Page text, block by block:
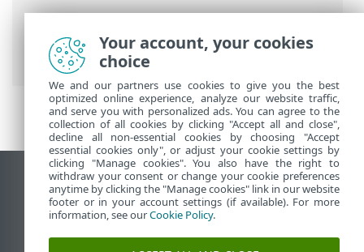
ESET-i veebispikker>ESET Endpoint
Antivirus
>Toote ESET Endpoint Antivirus
kasutamine> Arvuti kontroll
Vaata tavaarvutile mõeldud veebilehte
End of Life
ESET-i teabebaas
ESET-i foorum
Your account, your cookies
choice
We and our partners use cookies to give you the best
optimized online experience, analyze our website traffic,
and serve you with personalized ads. You can agree to the
collection of all cookies by clicking "Accept all and close",
decline all non-essential cookies by choosing "Accept
essential cookies only", or adjust your cookie settings by
clicking "Manage cookies". You also have the right to
withdraw your consent or change your cookie preferences
anytime by clicking the "Manage cookies" link in our website
footer or in your account settings (if available). For more
information, see ourCookie Policy.